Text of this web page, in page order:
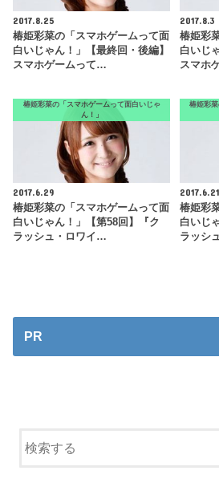
2017.8.25
椿姫彩菜の「スマホゲームって面
白いじゃん！」【最終回・後編】
スマホゲームって…
2017.8.3
椿姫彩
白いじ
スマホ
椿姫彩菜の「スマホゲームって面白いじゃ
ん！」
2017.6.29
椿姫彩菜の「スマホゲームって面
白いじゃん！」【第58回】『ク
ラッシュ・ロワイ…
椿姫彩
2017.6.21
椿姫彩
白いじ
ラッシ
PR